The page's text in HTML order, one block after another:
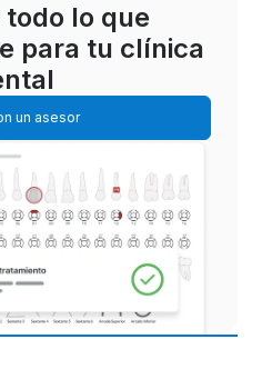
lo que
para tu clínica
un asesor